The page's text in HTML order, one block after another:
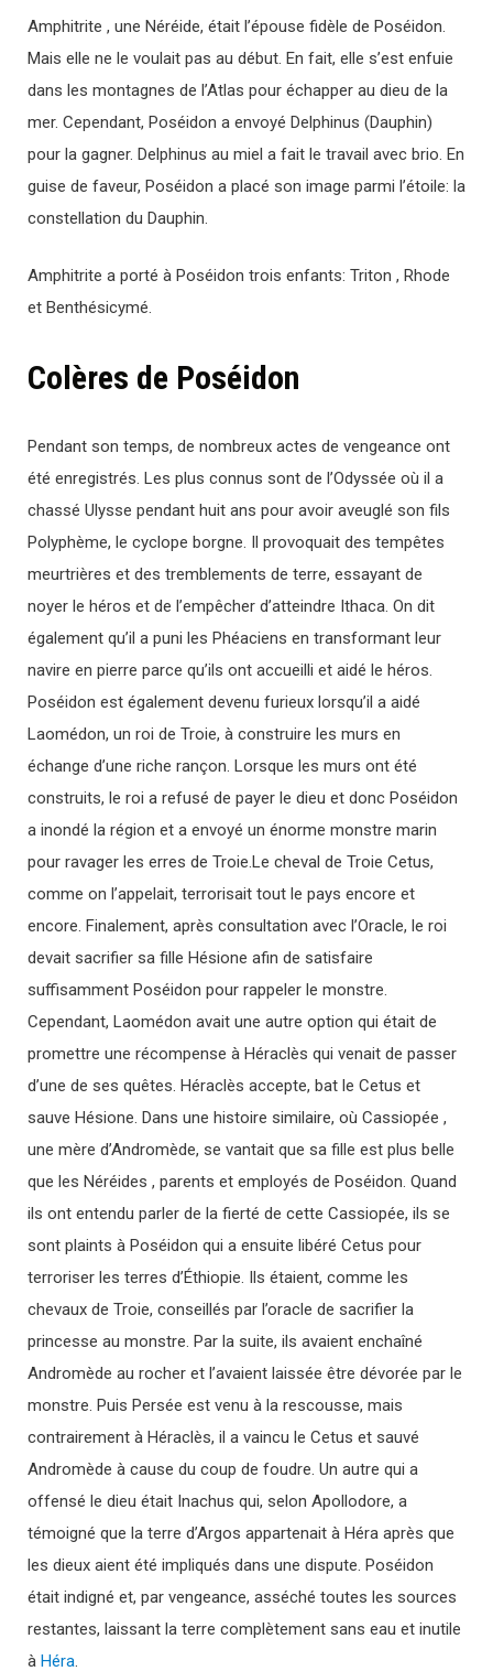
Amphitrite , une Néréide, était l’épouse fidèle de Poséidon.
Mais elle ne le voulait pas au début. En fait, elle s’est enfuie
dans les montagnes de l’Atlas pour échapper au dieu de la
mer. Cependant, Poséidon a envoyé Delphinus (Dauphin)
pour la gagner. Delphinus au miel a fait le travail avec brio. En
guise de faveur, Poséidon a placé son image parmi l’étoile: la
constellation du Dauphin.
Amphitrite a porté à Poséidon trois enfants: Triton , Rhode
et Benthésicymé.
Colères de Poséidon
Pendant son temps, de nombreux actes de vengeance ont
été enregistrés. Les plus connus sont de l’Odyssée où il a
chassé Ulysse pendant huit ans pour avoir aveuglé son fils
Polyphème, le cyclope borgne. Il provoquait des tempêtes
meurtrières et des tremblements de terre, essayant de
noyer le héros et de l’empêcher d’atteindre Ithaca. On dit
également qu’il a puni les Phéaciens en transformant leur
navire en pierre parce qu’ils ont accueilli et aidé le héros.
Poséidon est également devenu furieux lorsqu’il a aidé
Laomédon, un roi de Troie, à construire les murs en
échange d’une riche rançon. Lorsque les murs ont été
construits, le roi a refusé de payer le dieu et donc Poséidon
a inondé la région et a envoyé un énorme monstre marin
pour ravager les erres de Troie.Le cheval de Troie Cetus,
comme on l’appelait, terrorisait tout le pays encore et
encore. Finalement, après consultation avec l’Oracle, le roi
devait sacrifier sa fille Hésione afin de satisfaire
suffisamment Poséidon pour rappeler le monstre.
Cependant, Laomédon avait une autre option qui était de
promettre une récompense à Héraclès qui venait de passer
d’une de ses quêtes. Héraclès accepte, bat le Cetus et
sauve Hésione. Dans une histoire similaire, où Cassiopée ,
une mère d’Andromède, se vantait que sa fille est plus belle
que les Néréides , parents et employés de Poséidon. Quand
ils ont entendu parler de la fierté de cette Cassiopée, ils se
sont plaints à Poséidon qui a ensuite libéré Cetus pour
terroriser les terres d’Éthiopie. Ils étaient, comme les
chevaux de Troie, conseillés par l’oracle de sacrifier la
princesse au monstre. Par la suite, ils avaient enchaîné
Andromède au rocher et l’avaient laissée être dévorée par le
monstre. Puis Persée est venu à la rescousse, mais
contrairement à Héraclès, il a vaincu le Cetus et sauvé
Andromède à cause du coup de foudre. Un autre qui a
offensé le dieu était Inachus qui, selon Apollodore, a
témoigné que la terre d’Argos appartenait à Héra après que
les dieux aient été impliqués dans une dispute. Poséidon
était indigné et, par vengeance, asséché toutes les sources
restantes, laissant la terre complètement sans eau et inutile
à Héra.